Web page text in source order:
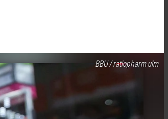
BBU / ratiopharm ulm